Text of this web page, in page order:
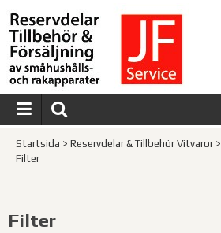
Startsida > Reservdelar & Tillbehör Vitvaror>
Filter
Filter